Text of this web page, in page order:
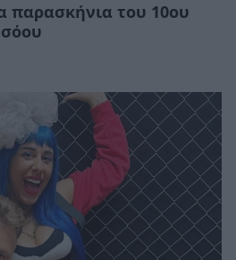
παρασκήνια του 10ου